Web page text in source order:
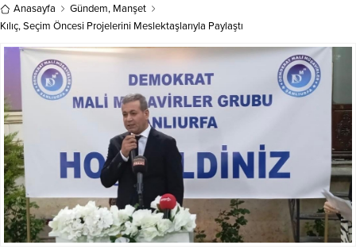
Anasayfa Gündem, Manşet
Kılıç, Seçim Öncesi Projelerini Meslektaşlarıyla Paylaştı